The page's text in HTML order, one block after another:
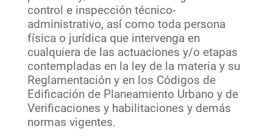
control e inspección técnico-
administrativo, así como toda persona
física o jurídica que intervenga en
cualquiera de las actuaciones y/o etapas
contempladas en la ley de la materia y su
Reglamentación y en los Códigos de
Edificación de Planeamiento Urbano y de
Verificaciones y habilitaciones y demás
normas vigentes.